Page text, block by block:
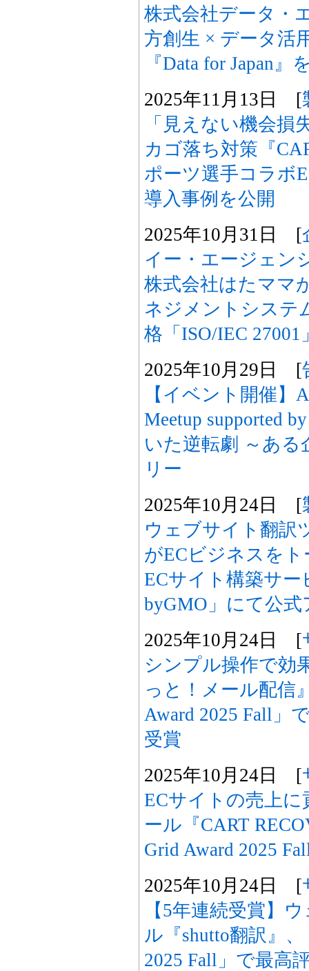
株式会社データ・
方創生 × データ活
『Data for Japan』
2025年11月13日 [
「見えない機会損
カゴ落ち対策『
ポーツ選手コラボ
導入事例を公開
2025年10月31日 [
イー・エージェン
株式会社はたママ
ネジメントシステ
格「ISO/IEC
2025年10月29日 [
【イベント開催】
Meetup supported
いた逆転劇 ～あ
リー
2025年10月24日 [
ウェブサイト翻訳
がECビジネスを
ECサイト構築サー
byGMO」にて公
2025年10月24日 [
シンプル操作で効
っと！メール配信
Award 2025 Fall」
受賞
2025年10月24日 [
ECサイトの売上
ール『CART
Grid Award 2025
2025年10月24日 [
【5年連続受賞】
ル『shutto翻訳』
2025 Fall」で最高